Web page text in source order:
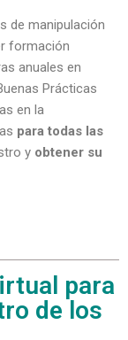
de manipulación
formación
anuales en
Prácticas
en la
para todas las
y obtener su
para
de los